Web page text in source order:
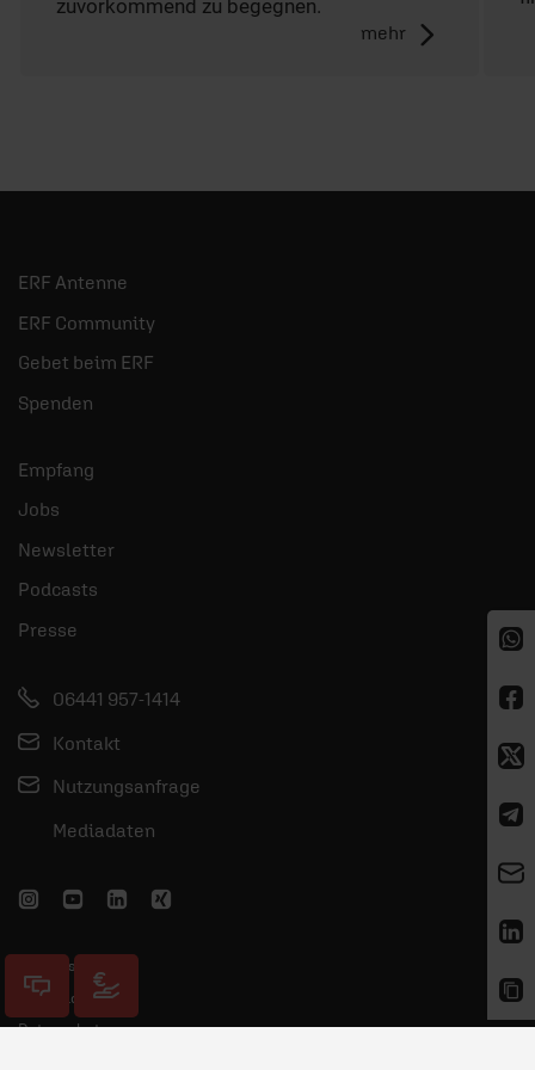
zuvorkommend zu begegnen.
mehr
ERF Antenne
ERF Community
Gebet beim ERF
Spenden
Empfang
Jobs
Newsletter
Podcasts
Presse
06441 957-1414
Kontakt
Nutzungsanfrage
Mediadaten
Impressum
AGB/Widerruf
Datenschutz